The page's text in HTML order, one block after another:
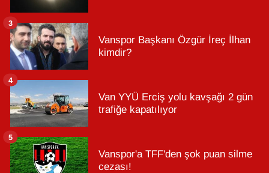
Vanspor Başkanı Özgür İreç İlhan
kimdir?
3
Van YYÜ Erciş yolu kavşağı 2 gün
trafiğe kapatılıyor
4
Vanspor'a TFF'den şok puan silme
cezası!
5